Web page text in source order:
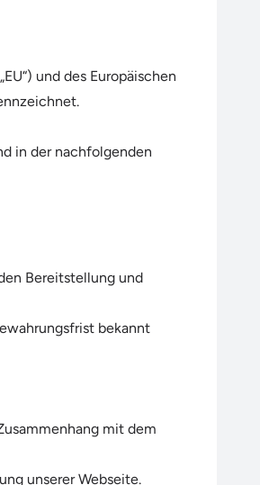
und des Europäischen
in der nachfolgenden
Bereitstellung und
bekannt
mit dem
unserer Webseite.